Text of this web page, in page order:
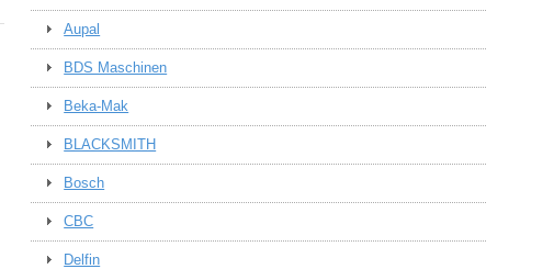
Aupal
BDS Maschinen
Beka-Mak
BLACKSMITH
Bosch
CBC
Delfin